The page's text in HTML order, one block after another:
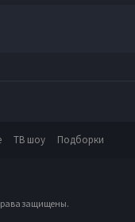
ТВ шоу Подборки
защищены.